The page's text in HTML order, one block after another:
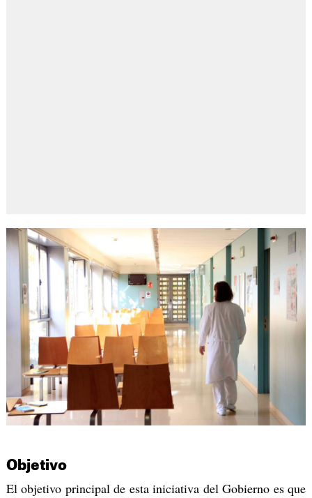
Objetivo
El objetivo principal de esta iniciativa del Gobierno es que